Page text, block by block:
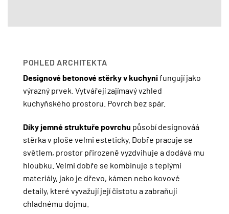
POHLED ARCHITEKTA
Designové betonové stěrky v kuchynifungují jako
výrazný prvek. Vytvářejí zajímavý vzhled
kuchyňského prostoru. Povrch bez spár.
Díky jemné struktuře povrchu působí designováá
stěrka v ploše velmi esteticky. Dobře pracuje se
světlem, prostor přirozeně vyzdvihuje a dodává mu
hloubku. Velmi dobře se kombinuje s teplými
materiály, jako je dřevo, kámen nebo kovové
detaily, které vyvažují její čistotu a zabraňují
chladnému dojmu.